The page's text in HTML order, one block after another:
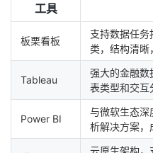
工具
板栗看板
支持数据任务
类，结构清
Tableau
强大的金融数
表类型和交互
Power BI
与微软生态深
析解决方案，
云原生架构，